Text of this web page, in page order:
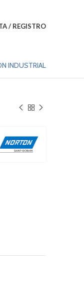
/ REGISTRO
INDUSTRIAL